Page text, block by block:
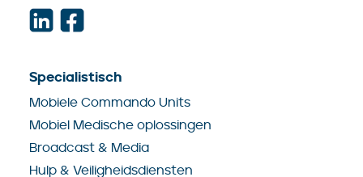
Specialistisch
Mobiele Commando Units
Mobiel Medische oplossingen
Broadcast & Media
Hulp & Veiligheidsdiensten